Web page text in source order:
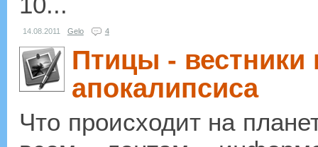
14.08.2011 Gelo 4
Птицы - вестники
апокалипсиса
Что происходит на